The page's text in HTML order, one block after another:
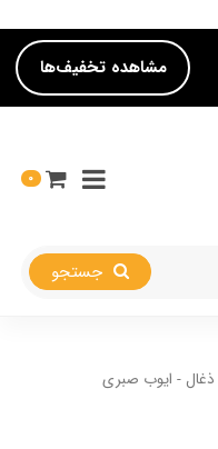
مشاهده تخفیف‌ها
0
ذغال - ایوب صبری